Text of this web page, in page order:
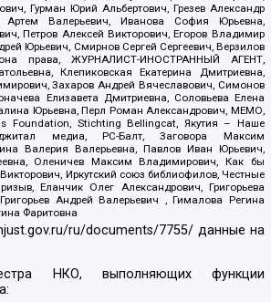
Гурман Юрий Альбертович, Грезев Александр
Артем Валерьевич, Иванова София Юрьевна,
Петров Алексей Викторович, Егоров Владимир
Юрьевич, Смирнов Сергей Сергеевич, Верзилов
права, ЖУРНАЛИСТ-ИНОСТРАННЫЙ АГЕНТ,
Клепиковская Екатерина Дмитриевна,
Захаров Андрей Вячеславович, Симонов
Елизавета Дмитриевна, Соловьева Елена
Юрьевна, Перл Роман Александрович, МЕМО,
Foundation, Stichting Bellingcat, Якутия – Наше
медиа, РС-Балт, Заговора Максим
Валерия Валерьевна, Павлов Иван Юрьевич,
Оленичев Максим Владимирович, Как бы
Иркутский союз библиофилов, Честные
Еланчик Олег Александрович, Григорьева
Андрей Валерьевич , Гималова Регина
Фаритовна
ru/documents/7755/ данные на
НКО, выполняющих функции